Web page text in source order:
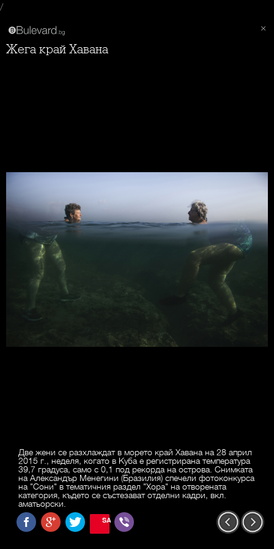
/
Жега край Хавана
Две жени се разхлаждат в морето край Хавана на 28 април
2015 г., неделя, когато в Куба е регистрирана температура
39,7 градуса, само с 0,1 под рекорда на острова. Снимката
на Александър Менегини (Бразилия) спечели фотоконкурса
на "Сони" в тематичния раздел "Хора" на отворената
категория, където се състезават отделни кадри, вкл.
аматьорски.
SAVE